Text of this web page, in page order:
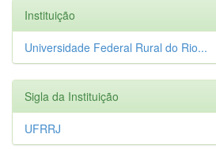
Instituição
Universidade Federal Rural do Rio...
Sigla da Instituição
UFRRJ